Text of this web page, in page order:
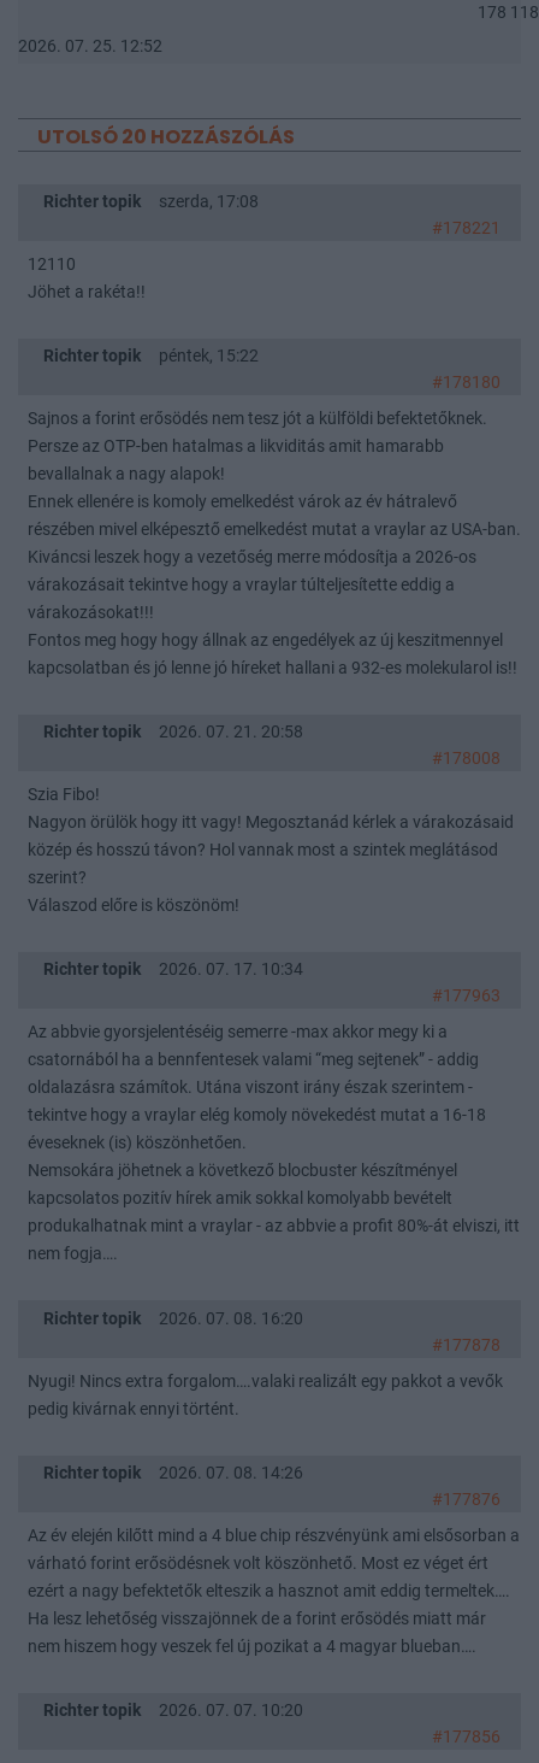
178 118
2026. 07. 25. 12:52
UTOLSÓ 20 HOZZÁSZÓLÁS
Richter topik
szerda, 17:08
#178221
12110
Jöhet a rakéta!!
Richter topik
péntek, 15:22
#178180
Sajnos a forint erősödés nem tesz jót a külföldi befektetőknek.
Persze az OTP-ben hatalmas a likviditás amit hamarabb
bevallalnak a nagy alapok!
Ennek ellenére is komoly emelkedést várok az év hátralevő
részében mivel elképesztő emelkedést mutat a vraylar az USA-ban.
Kiváncsi leszek hogy a vezetőség merre módosítja a 2026-os
várakozásait tekintve hogy a vraylar túlteljesítette eddig a
várakozásokat!!!
Fontos meg hogy hogy állnak az engedélyek az új keszitmennyel
kapcsolatban és jó lenne jó híreket hallani a 932-es molekularol is!!
Richter topik
2026. 07. 21. 20:58
#178008
Szia Fibo!
Nagyon örülök hogy itt vagy! Megosztanád kérlek a várakozásaid
közép és hosszú távon? Hol vannak most a szintek meglátásod
szerint?
Válaszod előre is köszönöm!
Richter topik
2026. 07. 17. 10:34
#177963
Az abbvie gyorsjelentéséig semerre -max akkor megy ki a
csatornából ha a bennfentesek valami “meg sejtenek” - addig
oldalazásra számítok. Utána viszont irány észak szerintem -
tekintve hogy a vraylar elég komoly növekedést mutat a 16-18
éveseknek (is) köszönhetően.
Nemsokára jöhetnek a következő blocbuster készítményel
kapcsolatos pozitív hírek amik sokkal komolyabb bevételt
produkalhatnak mint a vraylar - az abbvie a profit 80%-át elviszi, itt
nem fogja….
Richter topik
2026. 07. 08. 16:20
#177878
Nyugi! Nincs extra forgalom….valaki realizált egy pakkot a vevők
pedig kivárnak ennyi történt.
Richter topik
2026. 07. 08. 14:26
#177876
Az év elején kilőtt mind a 4 blue chip részvényünk ami elsősorban a
várható forint erősödésnek volt köszönhető. Most ez véget ért
ezért a nagy befektetők elteszik a hasznot amit eddig termeltek….
Ha lesz lehetőség visszajönnek de a forint erősödés miatt már
nem hiszem hogy veszek fel új pozikat a 4 magyar blueban….
Richter topik
2026. 07. 07. 10:20
#177856